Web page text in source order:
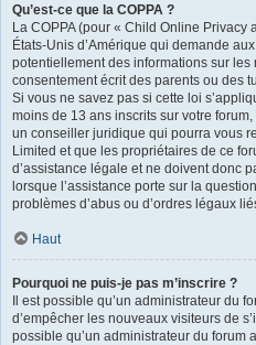
Qu’est-ce que la COPPA ?
La COPPA (pour « Child Online Privacy
États-Unis d’Amérique qui demande
potentiellement des informations sur
consentement écrit des parents ou des
Si vous ne savez pas si cette loi
moins de 13 ans inscrits sur votre
un conseiller juridique qui pourra vous
Limited et que les propriétaires de ce
d’assistance légale et ne doivent donc
lorsque l’assistance porte sur la
problèmes d’abus ou d’ordres légaux
Haut
Pourquoi ne puis-je pas m’inscrire ?
Il est possible qu’un administrateur du
d’empêcher les nouveaux visiteurs de
possible qu’un administrateur du forum